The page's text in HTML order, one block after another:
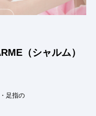
（シャルム）
足指の